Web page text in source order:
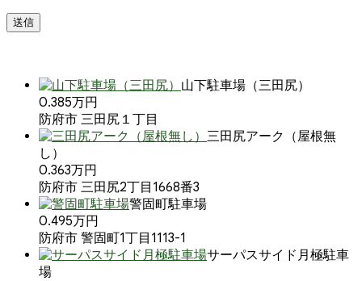
山下駐車場（三田尻）
0.385万円
防府市 三田尻１丁目
三田尻アーク（屋根無
し）
0.363万円
防府市 三田尻2丁目1668番3
警固町駐車場
0.495万円
防府市 警固町1丁目1113-1
サーパスサイド月極駐車
場